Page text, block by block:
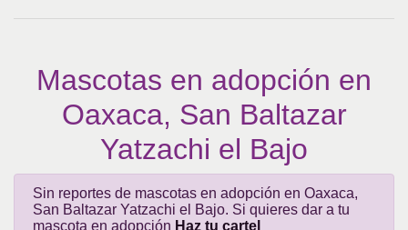
Mascotas en adopción en
Oaxaca, San Baltazar
Yatzachi el Bajo
Sin reportes de mascotas en adopción en Oaxaca,
San Baltazar Yatzachi el Bajo. Si quieres dar a tu
mascota en adopción Haz tu cartel